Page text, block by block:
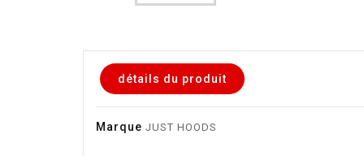
détails du produit
Marque JUST HOODS